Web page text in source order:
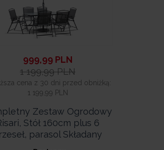
999,99 PLN
1 199,99 PLN
cena z 30 dni przed obniżką:
1 199,99 PLN
Zestaw Ogrodowy
Stół 160cm plus 6
parasol Składany